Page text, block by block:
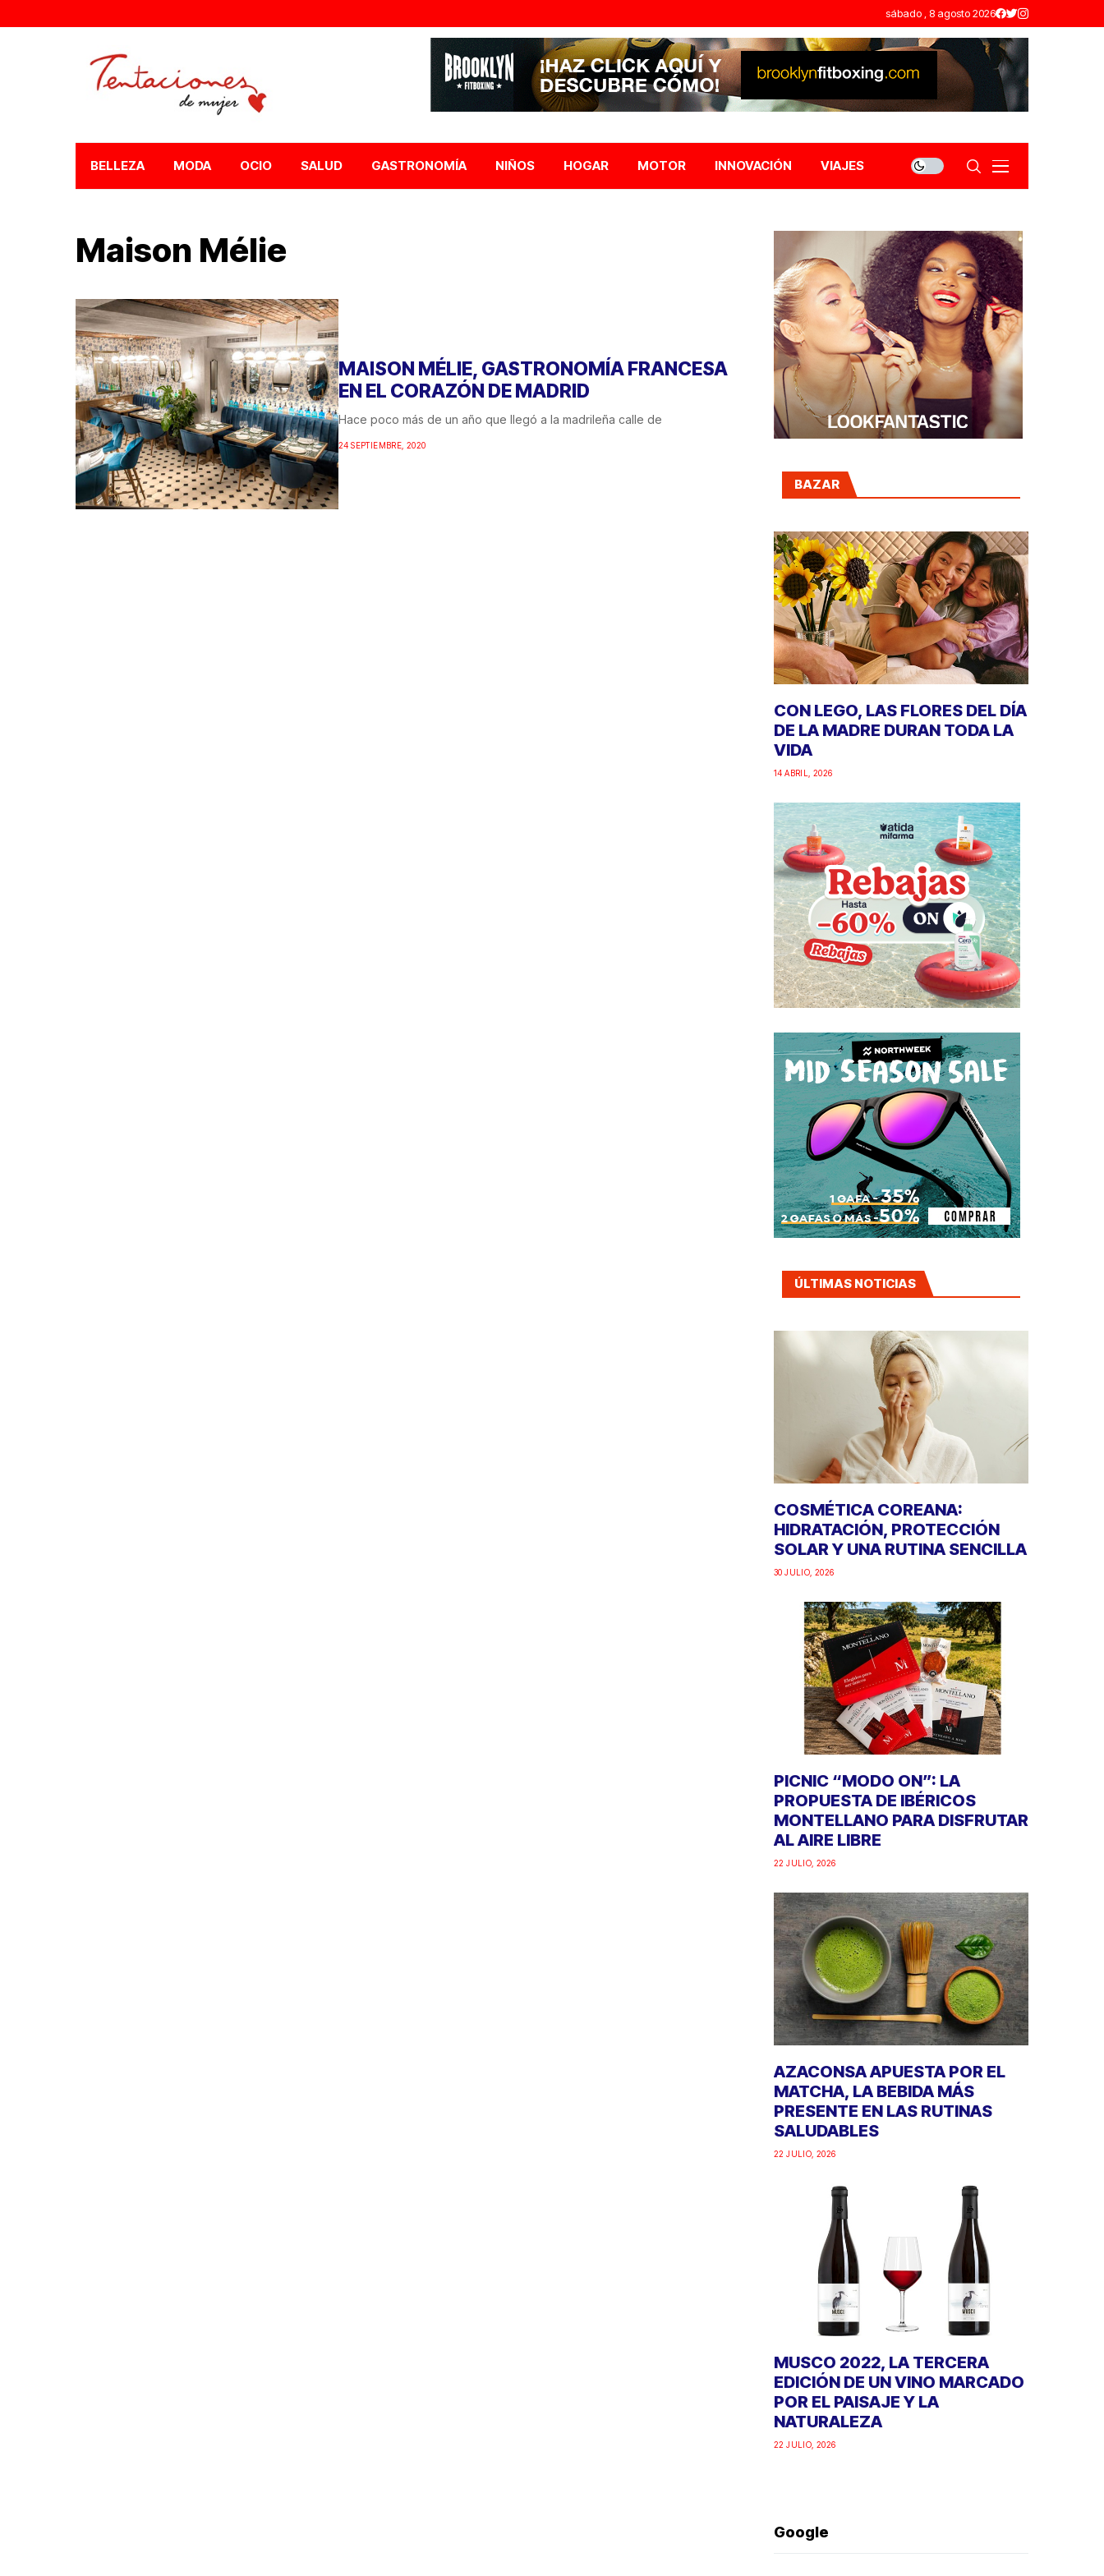
sábado , 8 agosto 2026
BELLEZA MODA OCIO SALUD GASTRONOMÍA NIÑOS HOGAR MOTOR INNOVACIÓN VIAJES
Maison Mélie
MAISON MÉLIE, GASTRONOMÍA FRANCESA
EN EL CORAZÓN DE MADRID
Hace poco más de un año que llegó a la madrileña calle de
24 SEPTIEMBRE, 2020
BAZAR
CON LEGO, LAS FLORES DEL DÍA
DE LA MADRE DURAN TODA LA
VIDA
14 ABRIL, 2026
ÚLTIMAS NOTICIAS
COSMÉTICA COREANA:
HIDRATACIÓN, PROTECCIÓN
SOLAR Y UNA RUTINA SENCILLA
30 JULIO, 2026
PICNIC “MODO ON”: LA
PROPUESTA DE IBÉRICOS
MONTELLANO PARA DISFRUTAR
AL AIRE LIBRE
22 JULIO, 2026
AZACONSA APUESTA POR EL
MATCHA, LA BEBIDA MÁS
PRESENTE EN LAS RUTINAS
SALUDABLES
22 JULIO, 2026
MUSCO 2022, LA TERCERA
EDICIÓN DE UN VINO MARCADO
POR EL PAISAJE Y LA
NATURALEZA
22 JULIO, 2026
Google